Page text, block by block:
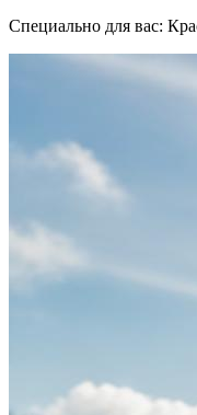
Специально для вас: